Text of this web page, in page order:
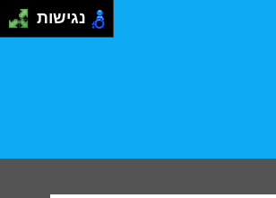
נגישות